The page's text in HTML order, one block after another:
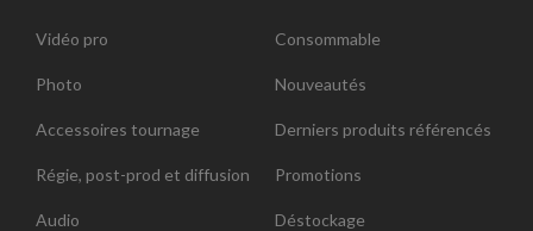
Vidéo pro
Photo
Accessoires tournage
Régie, post-prod et diffusion
Audio
Consommable
Nouveautés
Derniers produits référencés
Promotions
Déstockage